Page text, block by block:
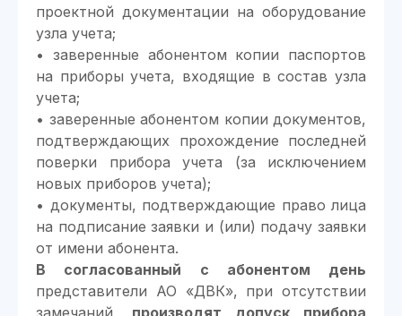
проектной документации на оборудование
узла учета;
• заверенные абонентом копии паспортов
на приборы учета, входящие в состав узла
учета;
• заверенные абонентом копии документов,
подтверждающих прохождение последней
поверки прибора учета (за исключением
новых приборов учета);
• документы, подтверждающие право лица
на подписание заявки и (или) подачу заявки
от имени абонента.
В согласованный с абонентом день
представители АО «ДВК», при отсутствии
замечаний, производят допуск прибора